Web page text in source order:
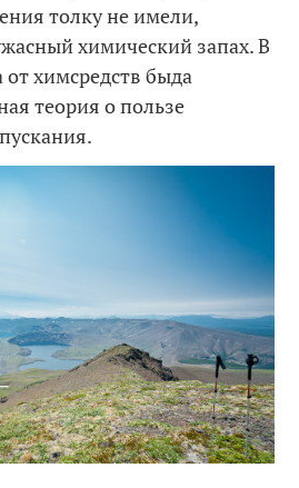
толку не имели,
химический запах. В
от химсредств быда
теория о пользе